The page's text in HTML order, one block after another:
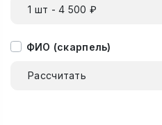
1 шт - 4 500 ₽
ФИО (скарпель)
Рассчитать